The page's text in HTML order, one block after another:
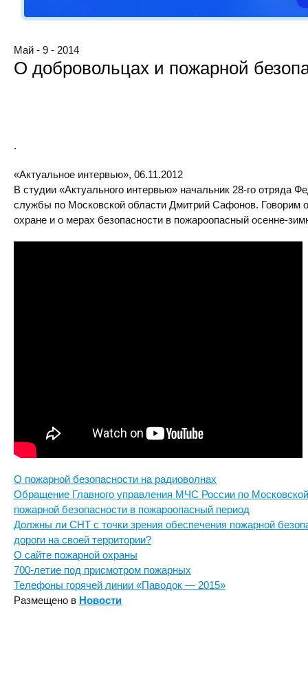
Май - 9 - 2014
О добровольцах и пожарной
.
«Актуальное интервью», 06.11.2012
В студии «Актуального интервью» начальник 28-го отряда
службы по Московской области Дмитрий Сафонов. Говорим
охране и о мерах безопасности в пожароопасный осенне-
О пожарной безопасности на радиоволнах
Обращение Главного управления МЧС России по
пожарной безопасности в пожароопасный период
Должны ли СНТ с точки зрения обеспечения пожарной
дороги на своей территории?
О сайте пожарной охраны
700-летие под присмотром пожарных
Телефоны горячей линии «Паводок — 2015»
Размещено в Новости